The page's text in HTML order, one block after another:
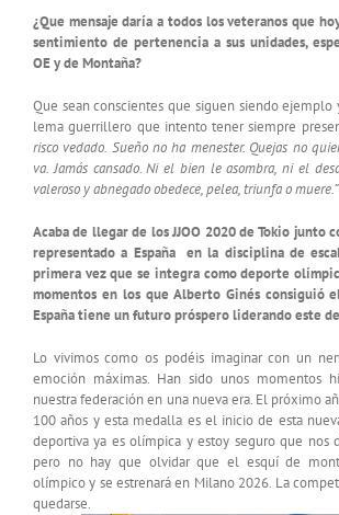
¿Que mensaje daría a todos los veteranos que
sentimiento de pertenencia a sus unidades,
OE y de Montaña?
Que sean conscientes que siguen siendo
lema guerrillero que intento tener siempre
risco vedado. Sueño no ha menester. Quejas no
va. Jamás cansado. Ni el bien le asombra, ni el
valeroso y abnegado obedece, pelea, triunfa o muere.”
Acaba de llegar de los JJOO 2020 de Tokio junto
representado a España en la disciplina de
primera vez que se integra como deporte
momentos en los que Alberto Ginés consiguió
España tiene un futuro próspero liderando este
Lo vivimos como os podéis imaginar con un
emoción máximas. Han sido unos momentos
nuestra federación en una nueva era. El próximo
100 años y esta medalla es el inicio de esta
deportiva ya es olímpica y estoy seguro que nos
pero no hay que olvidar que el esquí de
olímpico y se estrenará en Milano 2026. La
quedarse.